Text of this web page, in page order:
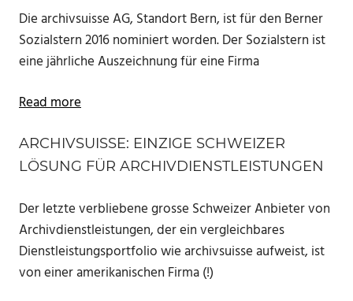
Die archivsuisse AG, Standort Bern, ist für den Berner
Sozialstern 2016 nominiert worden. Der Sozialstern ist
eine jährliche Auszeichnung für eine Firma
Read more
ARCHIVSUISSE: EINZIGE SCHWEIZER
LÖSUNG FÜR ARCHIVDIENSTLEISTUNGEN
Der letzte verbliebene grosse Schweizer Anbieter von
Archivdienstleistungen, der ein vergleichbares
Dienstleistungsportfolio wie archivsuisse aufweist, ist
von einer amerikanischen Firma (!)